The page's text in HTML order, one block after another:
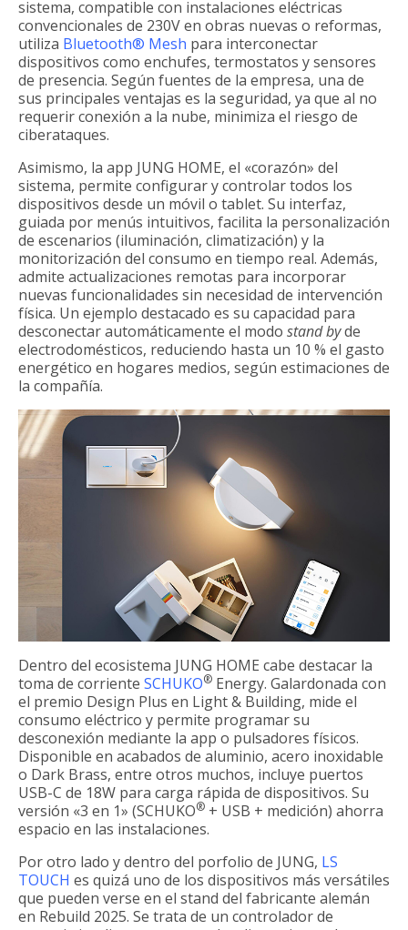
sistema, compatible con instalaciones eléctricas
convencionales de 230V en obras nuevas o reformas,
utiliza Bluetooth® Mesh para interconectar
dispositivos como enchufes, termostatos y sensores
de presencia. Según fuentes de la empresa, una de
sus principales ventajas es la seguridad, ya que al no
requerir conexión a la nube, minimiza el riesgo de
ciberataques.
Asimismo, la app JUNG HOME, el «corazón» del
sistema, permite configurar y controlar todos los
dispositivos desde un móvil o tablet. Su interfaz,
guiada por menús intuitivos, facilita la personalización
de escenarios (iluminación, climatización) y la
monitorización del consumo en tiempo real. Además,
admite actualizaciones remotas para incorporar
nuevas funcionalidades sin necesidad de intervención
física. Un ejemplo destacado es su capacidad para
desconectar automáticamente el modo stand byde
electrodomésticos, reduciendo hasta un 10 % el gasto
energético en hogares medios, según estimaciones de
la compañía.
Dentro del ecosistema JUNG HOME cabe destacar la
toma de corriente SCHUKO® Energy. Galardonada con
el premio Design Plus en Light & Building, mide el
consumo eléctrico y permite programar su
desconexión mediante la app o pulsadores físicos.
Disponible en acabados de aluminio, acero inoxidable
o Dark Brass, entre otros muchos, incluye puertos
USB-C de 18W para carga rápida de dispositivos. Su
versión «3 en 1» (SCHUKO® + USB + medición) ahorra
espacio en las instalaciones.
Por otro lado y dentro del porfolio de JUNG, LS
TOUCH es quizá uno de los dispositivos más versátiles
que pueden verse en el stand del fabricante alemán
en Rebuild 2025. Se trata de un controlador de